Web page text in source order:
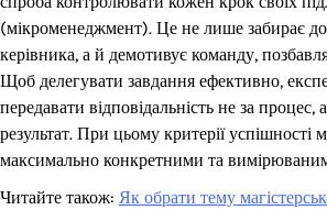
(мікроменеджмент). Це не лише забирає
керівника, а й демотивує команду,
Щоб делегувати завдання ефективно,
передавати відповідальність не за процес,
результат. При цьому критерії успішності
максимально конкретними та
Читайте також: Як обрати тему